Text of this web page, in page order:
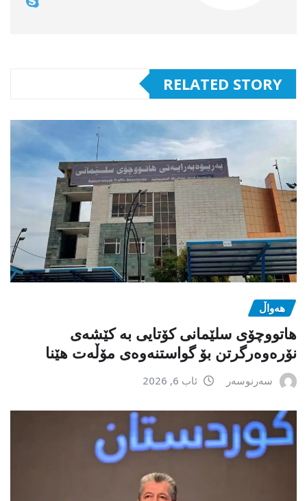
RELATED STORY
هەواڵ
هاتووچۆی سلێمانی کۆتایی بە کێشەی
نۆرەوەرگرتن بۆ گواستنەوەی مۆڵەت هێنا
سەرنوسەر ئاب 6, 2026